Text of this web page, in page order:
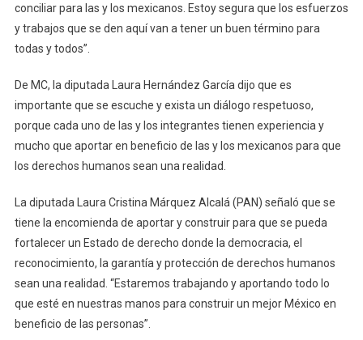
conciliar para las y los mexicanos. Estoy segura que los esfuerzos
y trabajos que se den aquí van a tener un buen término para
todas y todos”.
De MC, la diputada Laura Hernández García dijo que es
importante que se escuche y exista un diálogo respetuoso,
porque cada uno de las y los integrantes tienen experiencia y
mucho que aportar en beneficio de las y los mexicanos para que
los derechos humanos sean una realidad.
La diputada Laura Cristina Márquez Alcalá (PAN) señaló que se
tiene la encomienda de aportar y construir para que se pueda
fortalecer un Estado de derecho donde la democracia, el
reconocimiento, la garantía y protección de derechos humanos
sean una realidad. “Estaremos trabajando y aportando todo lo
que esté en nuestras manos para construir un mejor México en
beneficio de las personas”.